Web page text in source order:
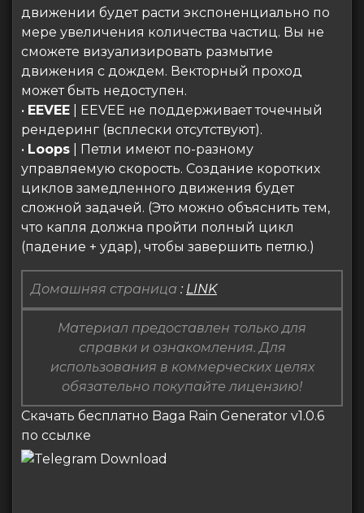
движении будет расти экспоненциально по
мере увеличения количества частиц. Вы не
сможете визуализировать размытие
движения с дождем. Векторный проход
может быть недоступен.
• EEVEE | EEVEE не поддерживает точечный
рендеринг (всплески отсутствуют).
• Loops | Петли имеют по-разному
управляемую скорость. Создание коротких
циклов замедленного движения будет
сложной задачей. (Это можно объяснить тем,
что капля должна пройти полный цикл
(падение + удар), чтобы завершить петлю.)
Домашняя страница : LINK
Материал предоставлен только для
справки и ознакомления. Для
использования в коммерческих целях
обязательно покупайте лицензию!
Скачать бесплатно Baga Rain Generator v1.0.6
по ссылке